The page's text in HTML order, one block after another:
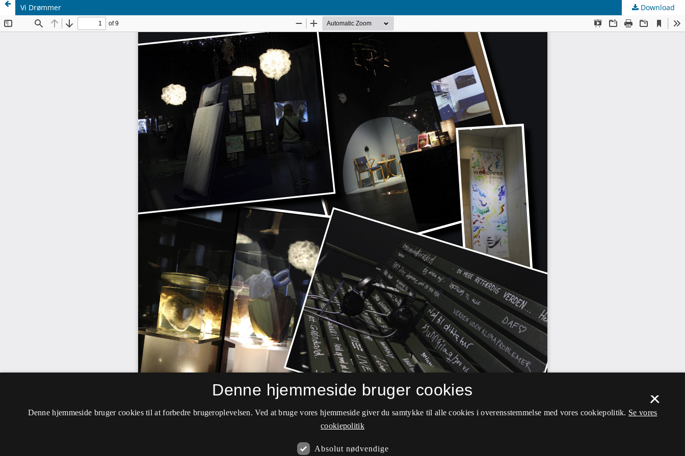
Vi Drømmer Download
×
Denne hjemmeside bruger cookies
Denne hjemmeside bruger cookies til at forbedre brugeroplevelsen. Ved at bruge vores hjemmeside giver du samtykke til alle cookies i overensstemmelse med vores cookiepolitik. Se vores
cookiepolitik
Absolut nødvendige